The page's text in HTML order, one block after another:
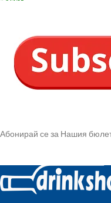
Абонирай се за Нашия